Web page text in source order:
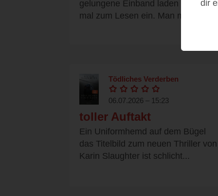
gelungene Einband laden schon
mal zum Lesen ein. Man muss...
Tödliches Verderben
06.07.2026 – 15:23
toller Auftakt
Ein Uniformhemd auf dem Bügel
das Titelbild zum neuen Thriller von
Karin Slaughter ist schlicht...
dir